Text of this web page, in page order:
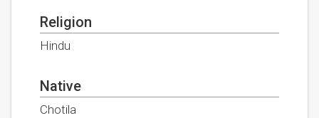
Religion
Hindu
Native
Chotila